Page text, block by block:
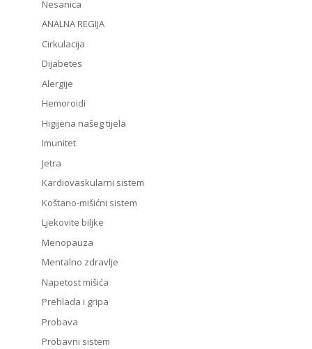
Nesanica
ANALNA REGIJA
Cirkulacija
Dijabetes
Alergije
Hemoroidi
Higijena našeg tijela
Imunitet
Jetra
Kardiovaskularni sistem
Koštano-mišićni sistem
Ljekovite biljke
Menopauza
Mentalno zdravlje
Napetost mišića
Prehlada i gripa
Probava
Probavni sistem